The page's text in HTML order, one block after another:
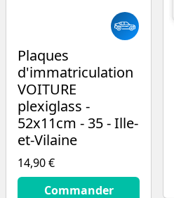
Plaques
d'immatriculation
VOITURE
plexiglass -
52x11cm - 35 - Ille-
et-Vilaine
14,90 €
14.9
€Commander